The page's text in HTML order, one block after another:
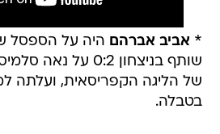
* אביב אברהם היה על הספסל
שותף בניצחון 0:2 על
של הליגה הקפריסאית, ועלתה
בטבלה.